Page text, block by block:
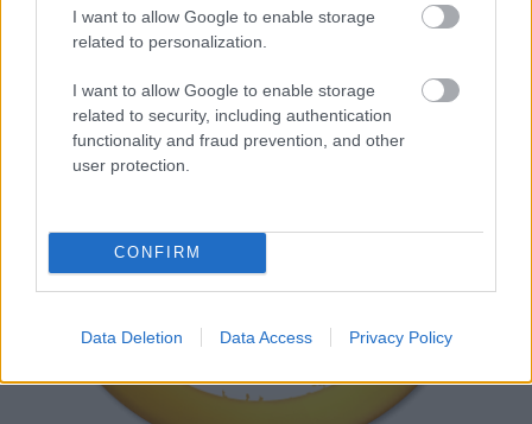
I want to allow Google to enable storage
related to personalization.
I want to allow Google to enable storage
related to security, including authentication
functionality and fraud prevention, and other
user protection.
CONFIRM
Data Deletion Data Access Privacy Policy